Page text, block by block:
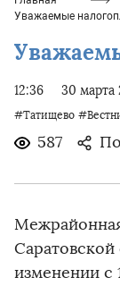
Уважаемые
12:36 30 марта
#Татищево
587
изменении с